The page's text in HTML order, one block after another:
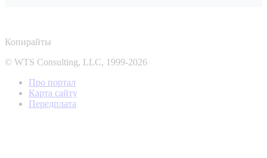
Копирайты
© WTS Consulting, LLC, 1999-2026
Про портал
Карта сайту
Передплата